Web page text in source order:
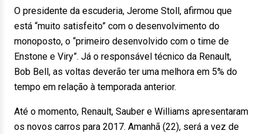
O presidente da escuderia, Jerome Stoll, afirmou que
está “muito satisfeito” com o desenvolvimento do
monoposto, o “primeiro desenvolvido com o time de
Enstone e Viry”. Já o responsável técnico da Renault,
Bob Bell, as voltas deverão ter uma melhora em 5% do
tempo em relação à temporada anterior.
Até o momento, Renault, Sauber e Williams apresentaram
os novos carros para 2017. Amanhã (22), será a vez de